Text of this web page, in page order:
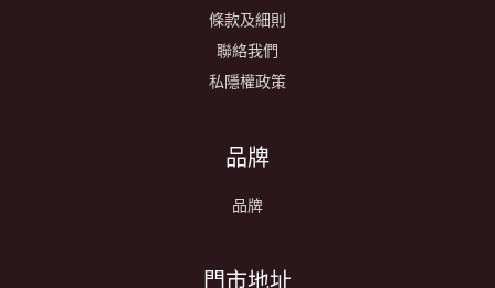
條款及細則
聯絡我們
私隱權政策
品牌
品牌
​門市地址